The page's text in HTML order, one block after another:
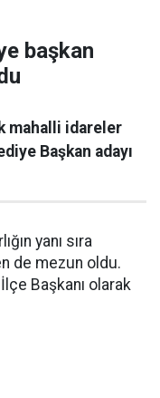
başkan
mahalli idareler
Başkan adayı
yanı sıra
de mezun oldu.
Başkanı olarak